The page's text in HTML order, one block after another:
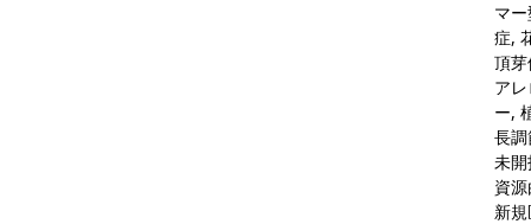
マ
症,
頂
ア
ー,
長
未
資
新